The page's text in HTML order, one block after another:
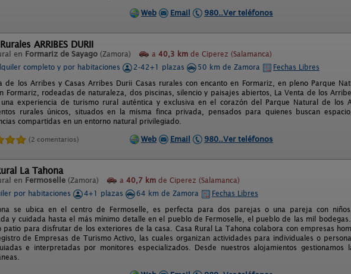
Web
Email 980..Ver teléfonos
ARRIBES DURII
en Formariz de Sayago (Zamora) a 40,3 km de Ciperez (Salamanca)
completo y por habitaciones
2-42+1 plazas 50 km de Zamora
Fechas Libres
de los Arribes y Casas Arribes Durii Casas rurales con encanto en Formariz, en pleno Parque
Formariz, rodeadas de naturaleza, dos piscinas, silencio y paisajes abiertos, La Venta de los
experiencia de turismo rural auténtica y exclusiva en el corazón del Parque Natural de los
rurales únicos, situados en la misma finca privada, pensados para quienes buscan
compartidas en un entorno natural privilegiado.
(2 comentarios) Web Email 980..Ver teléfonos
La Tahona
en Fermoselle (Zamora) a 40,7 km de Ciperez (Salamanca)
por habitaciones
4+1 plazas 64 km de Zamora
Fechas Libres
se ubica en el centro de Fermoselle, es perfecta para dos parejas o una pareja con
y cuidada hasta el más mínimo detalle en el pueblo de Fermoselle, el pueblo de las mil
patio para disfrutar de los exteriores de la casa. Casa Rural La Tahona colabora con empresas
de Empresas de Turismo Activo, las cuales organizan actividades para individuales o
e interpretadas por monitores especializados. Desde nuestros alojamientos gestionamos